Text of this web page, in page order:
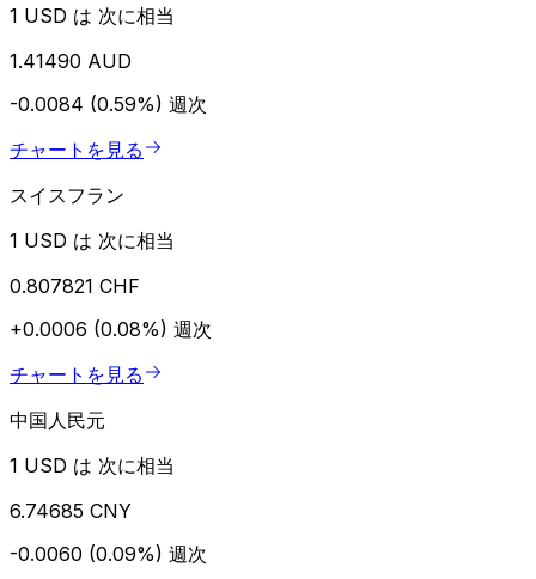
1 USD は 次に相当
1.41490 AUD
-0.0084 (0.59%) 週次
チャートを見る
スイスフラン
1 USD は 次に相当
0.807821 CHF
+0.0006 (0.08%) 週次
チャートを見る
中国人民元
1 USD は 次に相当
6.74685 CNY
-0.0060 (0.09%) 週次